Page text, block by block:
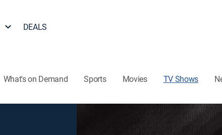
DEALS
What's on Demand Sports Movies TV Shows